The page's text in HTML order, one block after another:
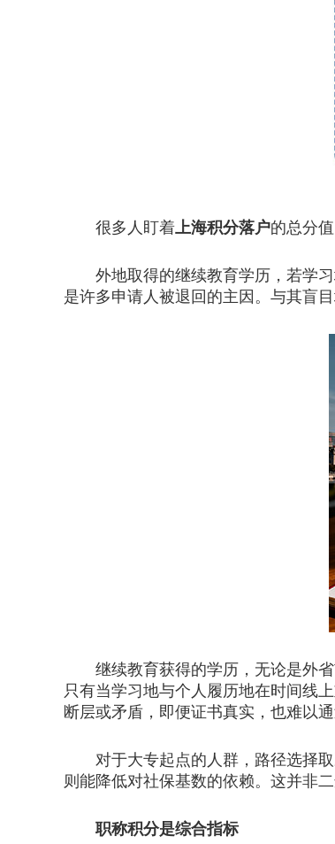
很多人盯着上海积分落户的总分
外地取得的继续教育学历，若学习
是许多申请人被退回的主因。与其盲
继续教育获得的学历，无论是外省
只有当学习地与个人履历地在时间线
断层或矛盾，即便证书真实，也难以通
对于大专起点的人群，路径选择取
则能降低对社保基数的依赖。这并非
职称积分是综合指标